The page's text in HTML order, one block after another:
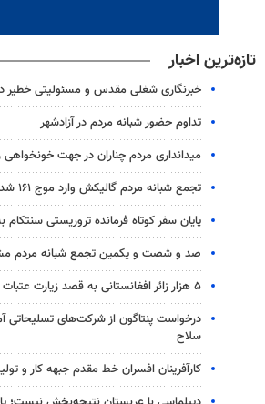
تازه‌ترین اخبار
خبرنگاری شغلی مقدس و مسئولیتی خطیر
تداوم حضور شبانه مردم در آزادشهر
میدانداری مردم چناران در جهت
تجمع شبانه مردم گالیکش وارد موج ۱۶۱ شد
پایان سفر کوتاه فرمانده تروریستی سنتکام
صد و شصت و یکمین تجمع شبانه مردم
۵ هزار زائر افغانستانی به قصد زیارت عتبات در عراق وارد دوغارون شدند
درخواست پنتاگون از شرکت‌های تسلیحاتی
سلاح
کارآفرینان افسران خط مقدم جبهه کار و